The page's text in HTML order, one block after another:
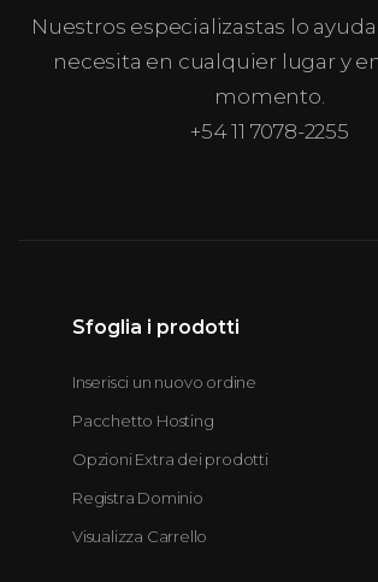
Nuestros especializastas lo
necesita en cualquier lugar y
momento.
+54 11 7078-2255
Sfoglia i prodotti
Inserisci un nuovo ordine
Pacchetto Hosting
Opzioni Extra dei prodotti
Registra Dominio
Visualizza Carrello